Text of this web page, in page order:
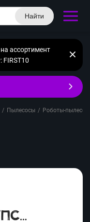
Найти
ассортимент
FIRST10
/ Пылесосы / Роботы-